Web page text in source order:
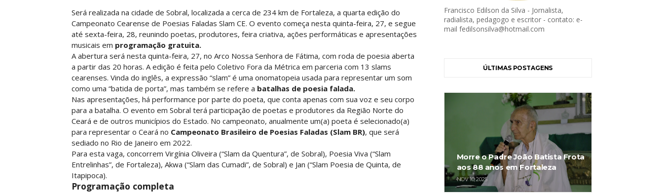
Será realizada na cidade de Sobral, localizada a cerca de 234 km de Fortaleza, a quarta edição do
Campeonato Cearense de Poesias Faladas Slam CE. O evento começa nesta quinta-feira, 27, e segue
até sexta-feira, 28, reunindo poetas, produtores, feira criativa, ações performáticas e apresentações
musicais em programação gratuita.
A abertura será nesta quinta-feira, 27, no Arco Nossa Senhora de Fátima, com roda de poesia aberta
a partir das 20 horas. A edição é feita pelo Coletivo Fora da Métrica em parceria com 13 slams
cearenses. Vinda do inglês, a expressão “slam” é uma onomatopeia usada para representar um som
como uma “batida de porta”, mas também se refere a batalhas de poesia falada.
Nas apresentações, há performance por parte do poeta, que conta apenas com sua voz e seu corpo
para a batalha. O evento em Sobral terá participação de poetas e produtores da Região Norte do
Ceará e de outros municípios do Estado. No campeonato, anualmente um(a) poeta é selecionado(a)
para representar o Ceará no Campeonato Brasileiro de Poesias Faladas (Slam BR), que será
sediado no Rio de Janeiro em 2022.
Para esta vaga, concorrem Virgínia Oliveira (“Slam da Quentura”, de Sobral), Poesia Viva (“Slam
Entrelinhas”, de Fortaleza), Akwa (“Slam das Cumadi”, de Sobral) e Jan (“Slam Poesia de Quinta, de
Itapipoca).
Programação completa
Francisco Edilson da Silva - Jornalista,
radialista, pedagogo e escritor - contato: e-
mail fedilsonsilva@hotmail.com
ÚLTIMAS POSTAGENS
Morre o Padre João Batista Frota
aos 88 anos em Fortaleza
NOV 10, 2025